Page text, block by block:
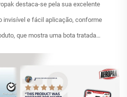
destaca-se pela sua excelente
invisível e fácil aplicação, conforme
que mostra uma bota tratada